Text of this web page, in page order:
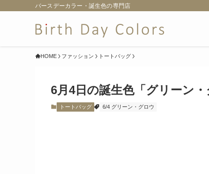
バースデーカラー・誕生色の専門店
HOME ファッション トートバッグ
6月4日の誕生色「グリーン
トートバッグ 6/4 グリーン・グロウ